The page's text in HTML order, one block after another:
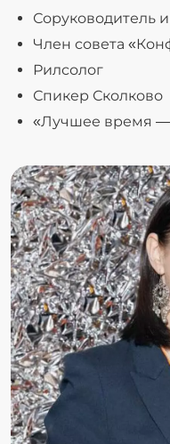
Соруководитель
Член совета
Рилсолог
Спикер Сколково
«Лучшее время